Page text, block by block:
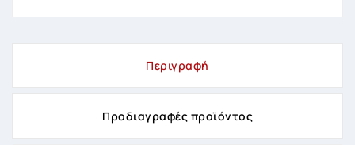
Περιγραφή
Προδιαγραφές προϊόντος